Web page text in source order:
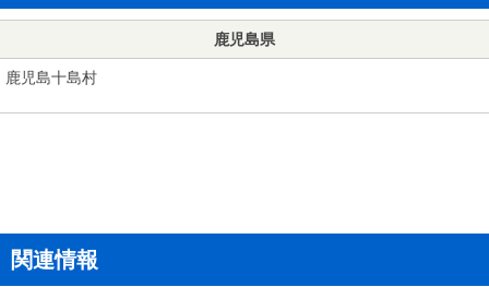
鹿児島県
鹿児島十島村
関連情報